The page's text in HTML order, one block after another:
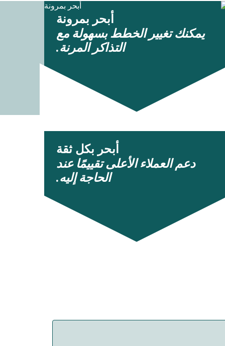
أبحر بمرونة
يمكنك تغيير الخطط بسهولة مع
التذاكر المرنة.
أبحر بكل ثقة
دعم العملاء الأعلى تقييمًا عند
الحاجة إليه.